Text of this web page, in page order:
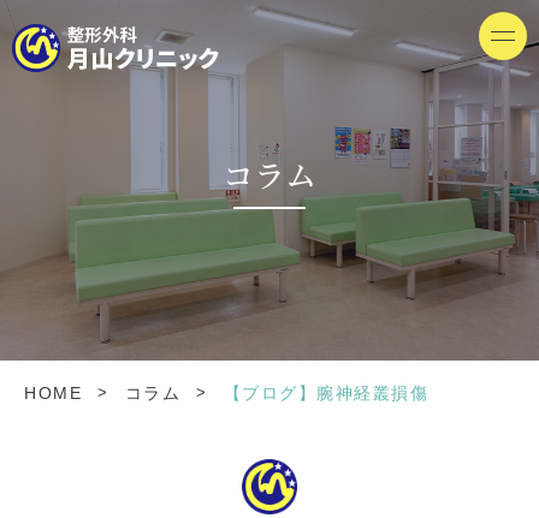
コラム
HOME > コラム > 【ブログ】腕神経叢損傷